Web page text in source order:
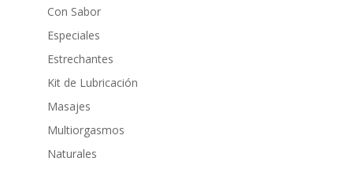
Con Sabor
Especiales
Estrechantes
Kit de Lubricación
Masajes
Multiorgasmos
Naturales